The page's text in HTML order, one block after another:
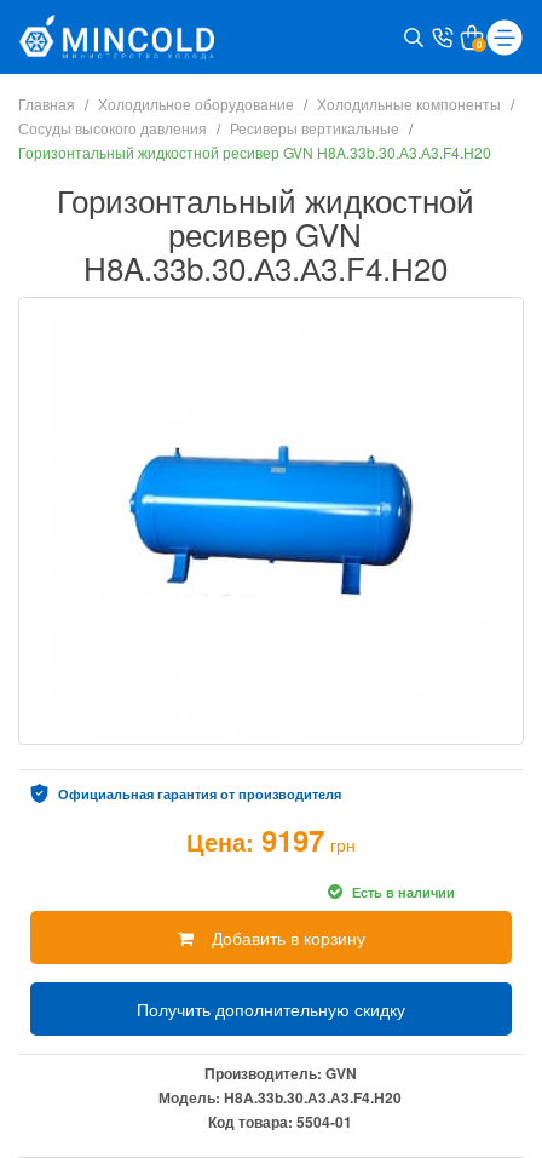
0
Главная Холодильное оборудование
Холодильные компоненты
Сосуды высокого давления
Ресиверы вертикальные
Горизонтальный жидкостной ресивер GVN H8A.33b.30.А3.А3.F4.Н20
Горизонтальный жидкостной
ресивер GVN
H8A.33b.30.А3.А3.F4.Н20
Официальная гарантия от производителя
Цена: 9197 грн
Есть в наличии
Добавить в корзину
Получить дополнительную скидку
Производитель: GVN
Модель: H8A.33b.30.А3.А3.F4.Н20
Код товара: 5504-01